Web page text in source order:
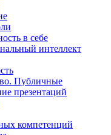
в себе
интеллект
Публичные
презентаций
компетенций